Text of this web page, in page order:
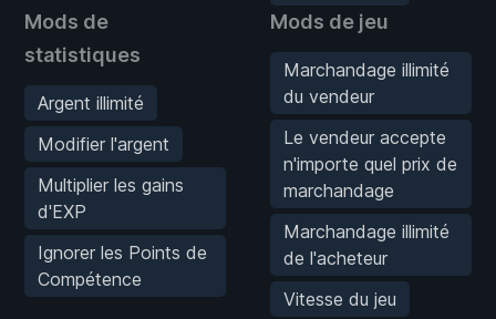
Mods de
statistiques
Argent illimité
Modifier l'argent
Multiplier les gains
d'EXP
Ignorer les Points de
Compétence
Mods de jeu
Marchandage illimité
du vendeur
Le vendeur accepte
n'importe quel prix de
marchandage
Marchandage illimité
de l'acheteur
Vitesse du jeu